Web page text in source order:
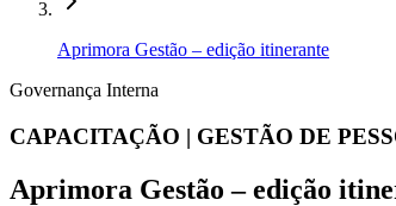
Aprimora Gestão – edição itinerante
Governança Interna
CAPACITAÇÃO | GESTÃO DE
Aprimora Gestão – edição